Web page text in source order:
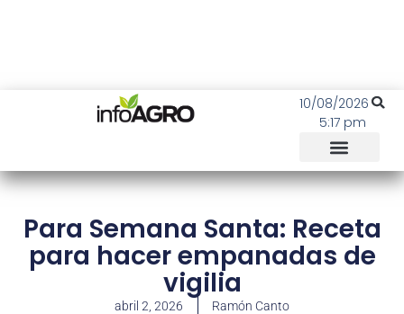
10/08/2026
5:17 pm
Para Semana Santa: Receta
para hacer empanadas de
vigilia
abril 2, 2026 Ramón Canto